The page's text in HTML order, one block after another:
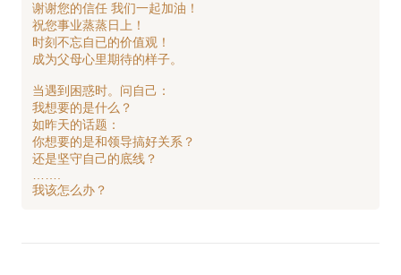
谢谢您的信任 我们一起加油！
祝您事业蒸蒸日上！
时刻不忘自已的价值观！
成为父母心里期待的样子。
当遇到困惑时。问自己：
我想要的是什么？
如昨天的话题：
你想要的是和领导搞好关系？
还是坚守自己的底线？
…….